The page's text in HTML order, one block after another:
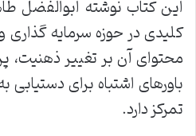
کلیدی در حوزه سرمایه گذاری
محتوای آن بر تغییر ذهنیت،
باورهای اشتباه برای دستیابی
تمرکز دارد.